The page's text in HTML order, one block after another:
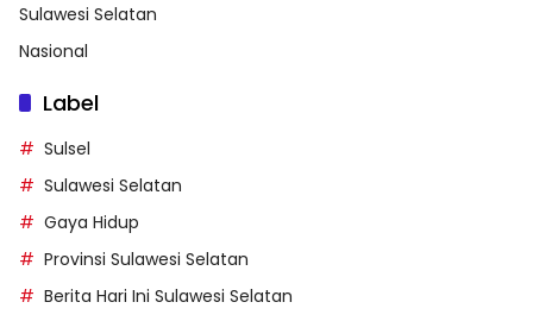
Sulawesi Selatan
Nasional
Label
Sulsel
Sulawesi Selatan
Gaya Hidup
Provinsi Sulawesi Selatan
Berita Hari Ini Sulawesi Selatan